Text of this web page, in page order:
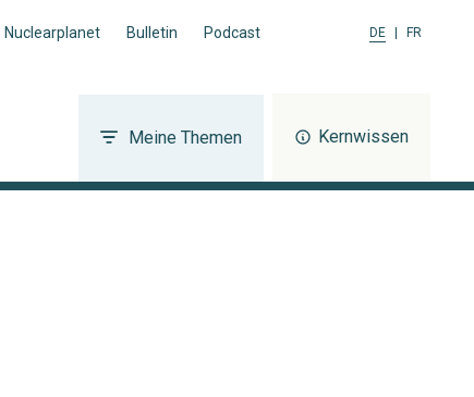
Nuclearplanet Bulletin Podcast DE FR
Meine Themen Kernwissen